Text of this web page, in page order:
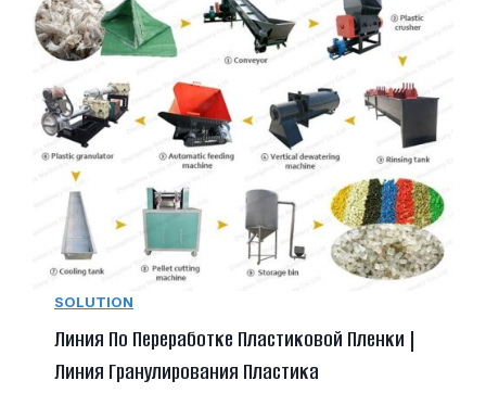
SOLUTION
Линия По Переработке Пластиковой Пленки |
Линия Гранулирования Пластика